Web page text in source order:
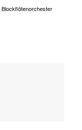
Blockflötenorchester